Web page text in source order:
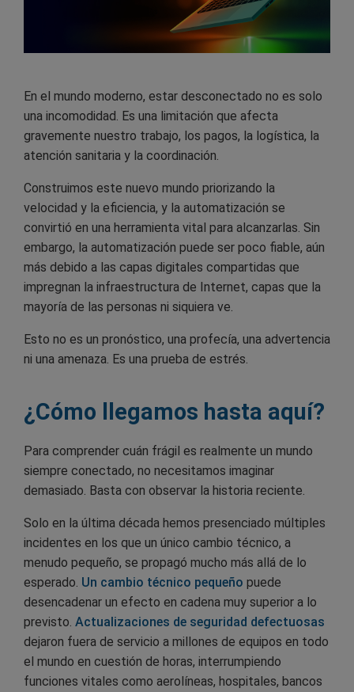
En el mundo moderno, estar desconectado no es solo
una incomodidad. Es una limitación que afecta
gravemente nuestro trabajo, los pagos, la logística, la
atención sanitaria y la coordinación.
Construimos este nuevo mundo priorizando la
velocidad y la eficiencia, y la automatización se
convirtió en una herramienta vital para alcanzarlas. Sin
embargo, la automatización puede ser poco fiable, aún
más debido a las capas digitales compartidas que
impregnan la infraestructura de Internet, capas que la
mayoría de las personas ni siquiera ve.
Esto no es un pronóstico, una profecía, una advertencia
ni una amenaza. Es una prueba de estrés.
¿Cómo llegamos hasta aquí?
Para comprender cuán frágil es realmente un mundo
siempre conectado, no necesitamos imaginar
demasiado. Basta con observar la historia reciente.
Solo en la última década hemos presenciado múltiples
incidentes en los que un único cambio técnico, a
menudo pequeño, se propagó mucho más allá de lo
esperado. Un cambio técnico pequeño puede
desencadenar un efecto en cadena muy superior a lo
previsto. Actualizaciones de seguridad defectuosas
dejaron fuera de servicio a millones de equipos en todo
el mundo en cuestión de horas, interrumpiendo
funciones vitales como aerolíneas, hospitales, bancos